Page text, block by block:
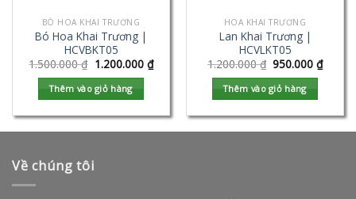
BÓ HOA KHAI TRƯƠNG
Bó Hoa Khai Trương |
HCVBKT05
1.500.000₫ 1.200.000 ₫
Thêm vào giỏ hàng
HOA KHAI TRƯƠNG
Lan Khai Trương |
HCVLKT05
1.200.000₫ 950.000₫
Thêm vào giỏ hàng
Về chúng tôi